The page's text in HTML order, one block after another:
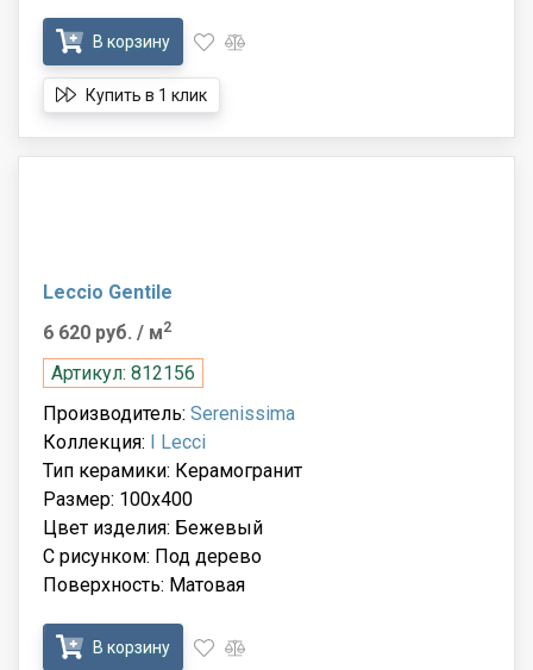
В корзину
Купить в 1 клик
Leccio Gentile
6 620 руб. / м2
Артикул: 812156
Производитель: Serenissima
Коллекция:
I Lecci
Тип керамики: Керамогранит
Размер: 100x400
Цвет изделия: Бежевый
С рисунком: Под дерево
Поверхность: Матовая
В корзину